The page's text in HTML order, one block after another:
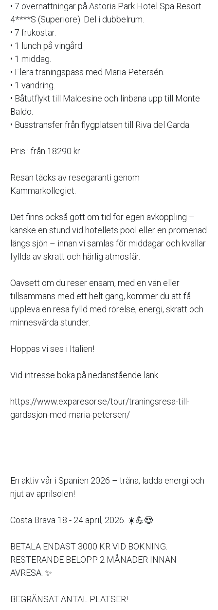
• 7 övernattningar på Astoria Park Hotel Spa Resort
4****S (Superiore). Del i dubbelrum.
• 7 frukostar.
• 1 lunch på vingård.
• 1 middag.
• Flera träningspass med Maria Petersén.
• 1 vandring.
• Båtutflykt till Malcesine och linbana upp till Monte
Baldo.
• Busstransfer från flygplatsen till Riva del Garda.
Pris : från 18290 kr
Resan täcks av resegaranti genom
Kammarkollegiet.
Det finns också gott om tid för egen avkoppling –
kanske en stund vid hotellets pool eller en promenad
längs sjön – innan vi samlas för middagar och kvällar
fyllda av skratt och härlig atmosfär.
Oavsett om du reser ensam, med en vän eller
tillsammans med ett helt gäng, kommer du att få
uppleva en resa fylld med rörelse, energi, skratt och
minnesvärda stunder.
Hoppas vi ses i Italien!
Vid intresse boka på nedanstående länk.
https://www.exparesor.se/tour/traningsresa-till-
gardasjon-med-maria-petersen/
En aktiv vår i Spanien 2026 – träna, ladda energi och
njut av aprilsolen!
Costa Brava 18 - 24 april, 2026. ☀️💪😍
BETALA ENDAST 3000 KR VID BOKNING.
RESTERANDE BELOPP 2 MÅNADER INNAN
AVRESA. ✨️
BEGRÄNSAT ANTAL PLATSER!